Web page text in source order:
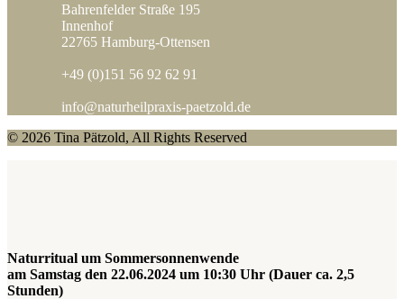
Bahrenfelder Straße 195
Innenhof
22765 Hamburg-Ottensen
+49 (0)151 56 92 62 91
info@naturheilpraxis-paetzold.de
© 2026 Tina Pätzold, All Rights Reserved
Naturritual um Sommersonnenwende
am Samstag den 22.06.2024 um 10:30 Uhr (Dauer ca. 2,5
Stunden)